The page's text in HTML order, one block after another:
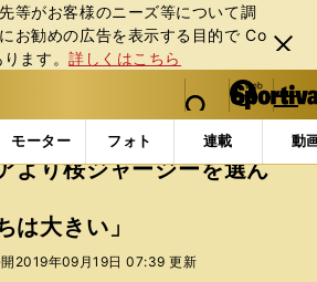
等がお客様のニーズ等について調
お勧めの広告を表⽰する⽬的で Co
ます。詳しくはこちら
閉じ
る
web Sportiva (webスポルティーバ)
検索
マイペ
ー
ジ
メニュ
モーター フォト 連載 動
一覧 ラグビー 松島幸太朗は南ア
より桜ジャージーを選ん
は大きい」
2019年09月19日 07:39 更新